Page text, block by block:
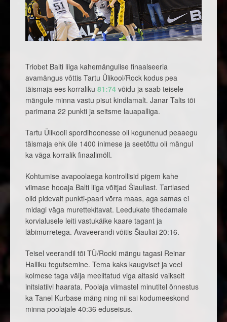
Triobet Balti liiga kahemängulise finaalseeria
avamängus võttis Tartu Ülikool/Rock kodus pea
täismaja ees korraliku 81:74 võidu ja saab teisele
mängule minna vastu pisut kindlamalt. Janar Talts tõi
parimana 22 punkti ja seitsme lauapalliga.
Tartu Ülikooli spordihoonesse oli kogunenud peaaegu
täismaja ehk üle 1400 inimese ja seetõttu oli mängul
ka väga korralik finaalimöll.
Kohtumise avapoolaega kontrollisid pigem kahe
viimase hooaja Balti liiga võitjad Šiauliast. Tartlased
olid pidevalt punkti-paari võrra maas, aga samas ei
midagi väga murettekitavat. Leedukate tihedamale
korvialusele leiti vastukäike kaare tagant ja
läbimurretega. Avaveerandi võitis Šiauliai 20:16.
Teisel veerandil tõi TÜ/Rocki mängu tagasi Reinar
Halliku tegutsemine. Tema kaks kaugviset ja veel
kolmese taga välja meelitatud viga aitasid vaikselt
initsiatiivi haarata. Poolaja viimastel minutitel õnnestus
ka Tanel Kurbase mäng ning nii sai kodumeeskond
minna poolajale 40:36 eduseisus.